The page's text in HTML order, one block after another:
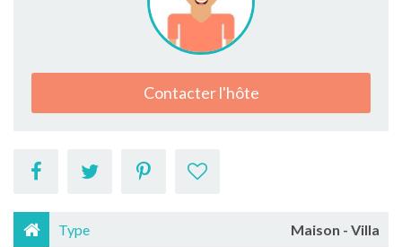
Contacter l'hôte
Type Maison - Villa